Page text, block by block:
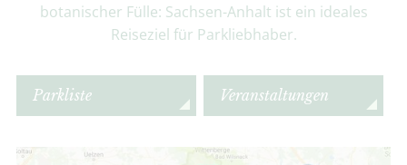
botanischer Fülle: Sachsen-Anhalt ist ein ideales
Reiseziel für Parkliebhaber.
Parkliste Veranstaltungen